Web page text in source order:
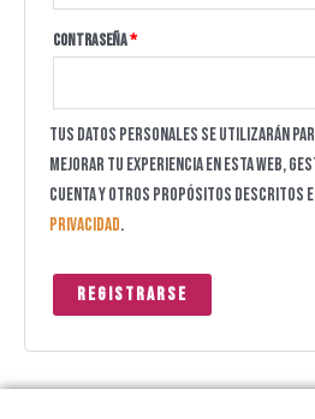
Contraseña*
Tus datos personales se utilizarán
mejorar tu experiencia en esta web,
cuenta y otros propósitos descritos
privacidad.
Registrarse